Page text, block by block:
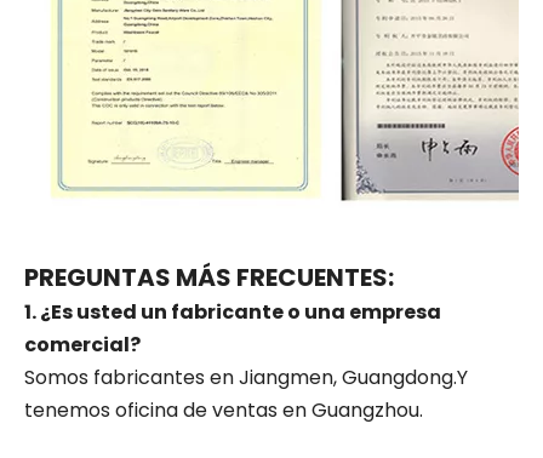
PREGUNTAS MÁS FRECUENTES:
1. ¿Es usted un fabricante o una empresa
comercial?
Somos fabricantes en Jiangmen, Guangdong.Y
tenemos oficina de ventas en Guangzhou.